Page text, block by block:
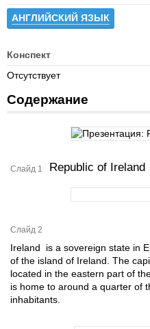
АНГЛИЙСКИЙ ЯЗЫК
Конспект
Отсутствует
Содержание
Слайд 1 Republic of Ireland
Слайд 2
Ireland is a sovereign state in
of the island of Ireland. The
located in the eastern part of
is home to around a quarter of
inhabitants.